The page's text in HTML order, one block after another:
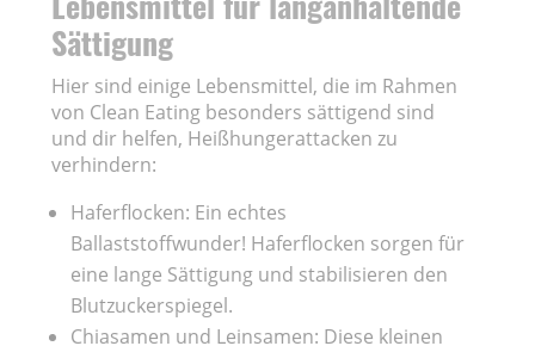
Sättigung
Hier sind einige Lebensmittel, die im Rahmen
von Clean Eating besonders sättigend sind
und dir helfen, Heißhungerattacken zu
verhindern:
Haferflocken: Ein echtes
Ballaststoffwunder! Haferflocken sorgen für
eine lange Sättigung und stabilisieren den
Blutzuckerspiegel.
Chiasamen und Leinsamen: Diese kleinen